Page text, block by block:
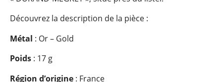
Découvrez la description de la pièce :
Métal : Or – Gold
Poids : 17 g
Région d’origine : France